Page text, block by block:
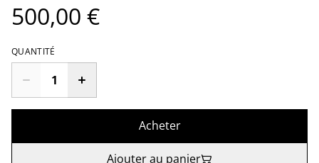
500,00 €
QUANTITÉ
Acheter
Ajouter au panier